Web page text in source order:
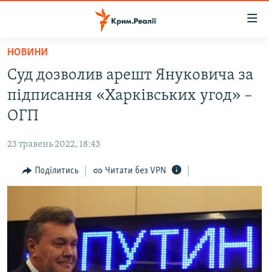
Перейти
основного
матеріалу
Перейти
до
основної
навігації
Перейти
до
ВОДА.КРИМ
ВІДЕО ТА ФОТО
БЛОГИ
ПОГЛЯД
ВСЕ ЗА ДЕНЬ
СПЕЦПРОЕКТИ
ДЕПОРТАЦІЯ
ЯК ОБІЙТИ БЛОКУВАННЯ
НОВИНИ
Суд дозволив арешт Януковича за
підписання «Харківських угод» –
ОГП
23 травень 2022, 18:43
Поділитись Читати без VPN